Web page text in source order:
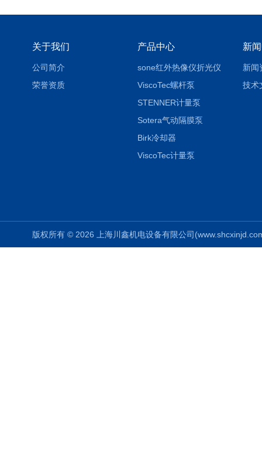
关于我们
公司简介
荣誉资质
产品中心
sone红外热像仪折光仪
ViscoTec螺杆泵
STENNER计量泵
Sotera气动隔膜泵
Birk冷却器
ViscoTec计量泵
新
新闻
技术
版权所有 © 2026 上海川鑫机电设备有限公司